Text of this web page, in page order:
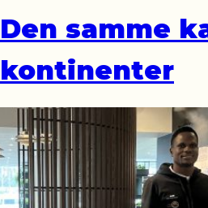
Den samme
kontinenter